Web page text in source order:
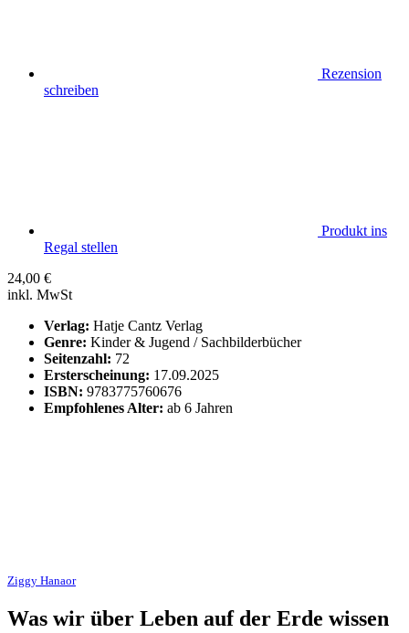
Rezension
schreiben
Produkt ins
Regal stellen
24,00 €
inkl. MwSt
Verlag: Hatje Cantz Verlag
Genre: Kinder & Jugend / Sachbilderbücher
Seitenzahl: 72
Ersterscheinung: 17.09.2025
ISBN: 9783775760676
Empfohlenes Alter: ab 6 Jahren
Ziggy Hanaor
Was wir über Leben auf der Erde wissen